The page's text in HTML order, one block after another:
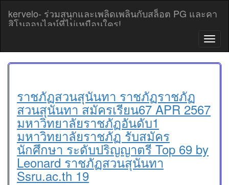
content
kervelo- ร่วมสนุกและเพลิดเพลินกับสล็อต PG และคา
สิโนออนไลน์ที่ไม่เหมือนใคร!
T
o
g
a
ราชภัฏสวนสุนันทา ราชภัฏราชภัฏ
สวนสุนันทา สมัครเรียน67 APR 2567
มหาวิทยาลัยราชภัฏอันดับ1
มหาวิทยาลัยราชภัฏ รับสมัคร
นักศึกษา ระดับปริญญาตรี Top 69 by
Leonard ราชภัฏสวนสุนันทา
Ssru.ac.th 19